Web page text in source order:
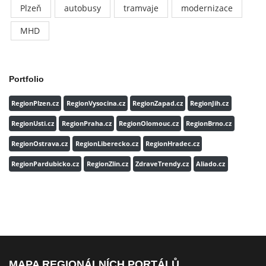
Plzeň autobusy tramvaje
modernizace
MHD
Portfolio
RegionPlzen.cz RegionVysocina.cz RegionZapad.cz RegionJih.cz
RegionUsti.cz RegionPraha.cz RegionOlomouc.cz RegionBrno.cz
RegionOstrava.cz RegionLiberecko.cz RegionHradec.cz
RegionPardubicko.cz RegionZlin.cz ZdraveTrendy.cz Aliado.cz